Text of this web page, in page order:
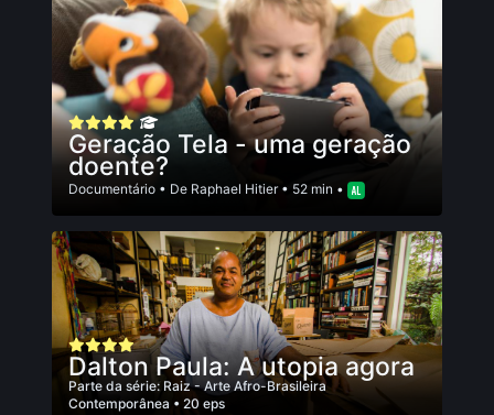
Geração Tela - uma geração
doente?
Documentário • De Raphael Hitier• 52 min •
Dalton Paula: A utopia agora
Parte da série: Raiz - Arte Afro-Brasileira
Contemporânea • 20 eps